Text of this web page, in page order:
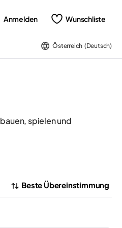
Anmelden Wunschliste
Österreich (Deutsch)
spielen und
Beste Übereinstimmung